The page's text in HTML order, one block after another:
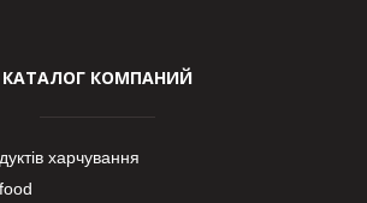
КАТАЛОГ КОМПАНИЙ
харчування